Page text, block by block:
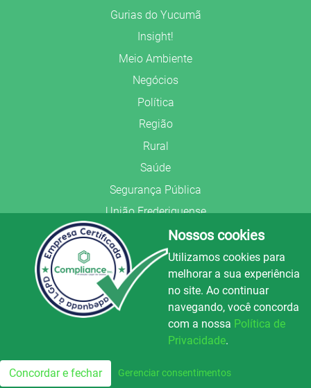
Gurias do Yucumã
Insight!
Meio Ambiente
Negócios
Política
Região
Rural
Saúde
Segurança Pública
União Frederiquense
© Copyright 2022.LA+.
Todos os direitos reservados.
Preparado no
100.3
FM
Nossos cookies
Utilizamos cookies para
melhorar a sua experiência
no site. Ao continuar
navegando, você concorda
com a nossa Política de
Privacidade.
Concordar e fechar Gerenciar consentimentos